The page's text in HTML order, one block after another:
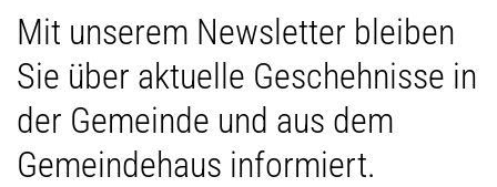
Mit unserem Newsletter bleiben
Sie über aktuelle Geschehnisse in
der Gemeinde und aus dem
Gemeindehaus informiert.